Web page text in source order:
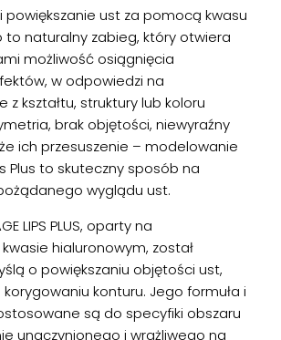
powiększanie ust za pomocą kwasu
to naturalny zabieg, który otwiera
możliwość osiągnięcia
w odpowiedzi na
z kształtu, struktury lub koloru
brak objętości, niewyraźny
ich przesuszenie – modelowanie
Plus to skuteczny sposób na
wyglądu ust.
LIPS PLUS, oparty na
hialuronowym, został
o powiększaniu objętości ust,
konturu. Jego formuła i
są do specyfiki obszaru
unaczynionego i wrażliwego na